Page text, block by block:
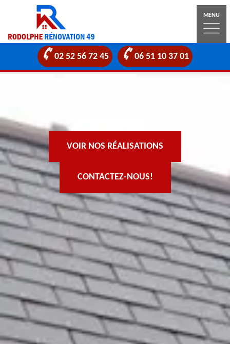
MENU
02 52 56 72 45 06 51 10 37 01
VOIR NOS RÉALISATIONS
CONTACTEZ-NOUS!